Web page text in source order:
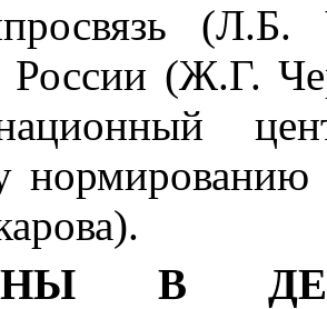
России (Ж.Г.
В